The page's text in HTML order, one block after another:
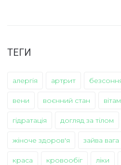
ТЕГИ
алергія артрит
вени воєнний стан
гідратація догляд за тілом
жіноче здоров'я зайва вага
краса кровообіг ліки